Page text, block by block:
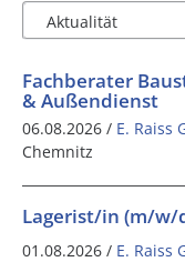
Fachberater
& Außendienst
06.08.2026 / E. Raiss
Chemnitz
Lagerist/in (m/w/
01.08.2026 / E. Raiss